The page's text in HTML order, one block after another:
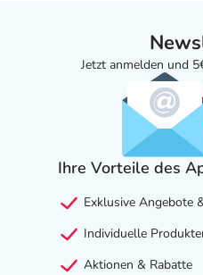
Jetzt anmelden und
Ihre Vorteile des
Exklusive Angebote
Individuelle
Aktionen & Rabatte